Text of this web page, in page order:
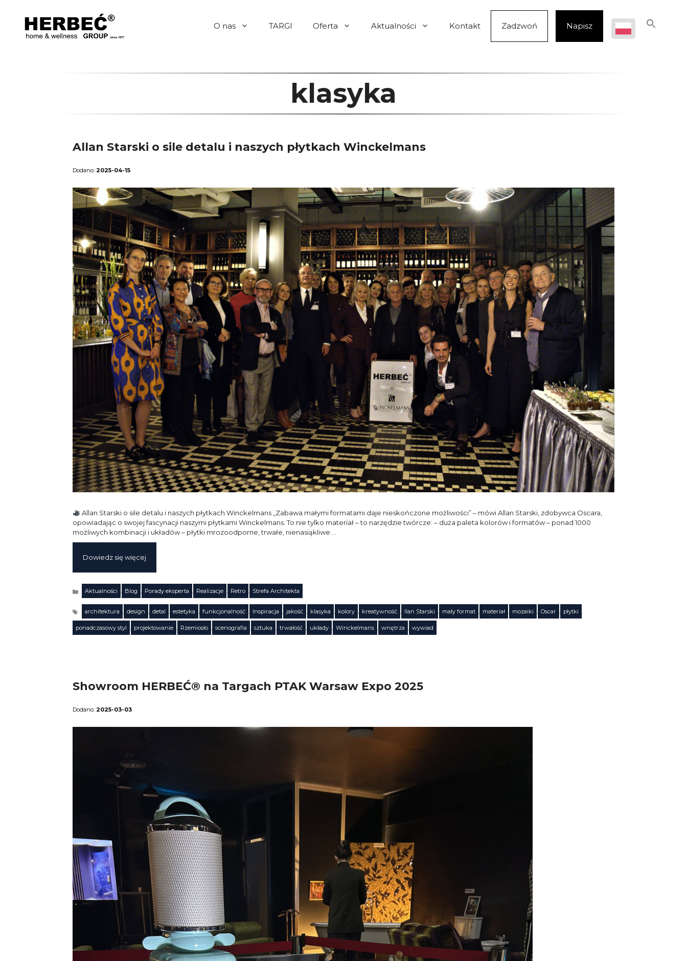
O nas TARGI Oferta Aktualności Kontakt Zadzwoń Napisz
klasyka
Allan Starski o sile detalu i naszych płytkach Winckelmans
2025-04-15
Allan Starski o sile detalu i naszych płytkach Winckelmans „Zabawa małymi formatami daje nieskończone możliwości” – mówi Allan Starski, zdobywca Oscara,
opowiadając o swojej fascynacji naszymi płytkami Winckelmans. To nie tylko materiał – to narzędzie twórcze: – duża paleta kolorów i formatów – ponad 1000
możliwych kombinacji i układów – płytki mrozoodporne, trwałe, nienasiąkliwe …
Dowiedz się więcej
KategorieAktualności , Blog , Porady eksperta , Realizacje , Retro , Strefa Architekta
Tagi
architektura , design , detal , estetyka , funkcjonalność , Inspiracja , jakość , klasyka , kolory , kreatywność , llan Starski , mały format , materiał , mozaiki , Oscar , płytki ,
ponadczasowy styl , projektowanie , Rzemiosło , scenografia , sztuka , trwałość , układy , Winckelmans , wnętrza , wywiad
Showroom HERBEĆ® na Targach PTAK Warsaw Expo 2025
2025-03-03